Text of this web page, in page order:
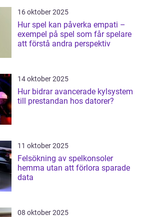
16 oktober 2025
Hur spel kan påverka empati –
exempel på spel som får spelare
att förstå andra perspektiv
14 oktober 2025
Hur bidrar avancerade kylsystem
till prestandan hos datorer?
11 oktober 2025
Felsökning av spelkonsoler
hemma utan att förlora sparade
data
08 oktober 2025